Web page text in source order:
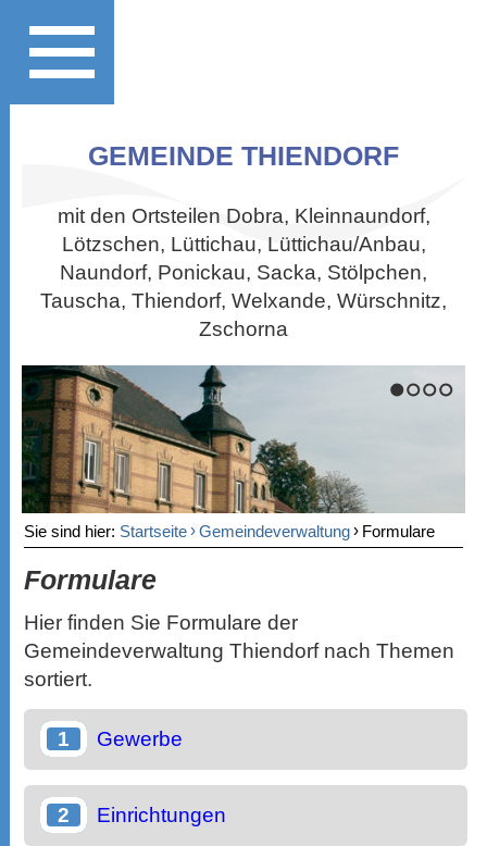
GEMEINDE THIENDORF
mit den Ortsteilen Dobra, Kleinnaundorf,
Lötzschen, Lüttichau, Lüttichau/Anbau,
Naundorf, Ponickau, Sacka, Stölpchen,
Tauscha, Thiendorf, Welxande, Würschnitz,
Zschorna
Sie sind hier: Startseite›Gemeindeverwaltung› Formulare
Formulare
Hier finden Sie Formulare der
Gemeindeverwaltung Thiendorf nach Themen
sortiert.
Gewerbe
Einrichtungen